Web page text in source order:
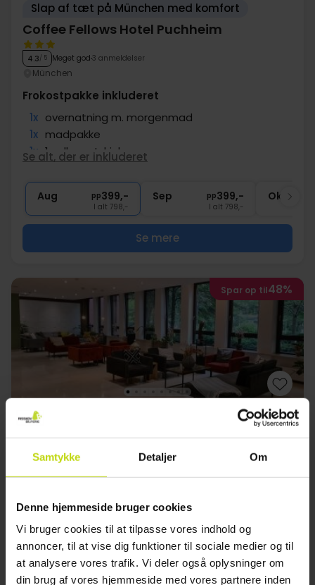
Samtykke Detaljer Om
Denne hjemmeside bruger cookies
Vi bruger cookies til at tilpasse vores indhold og
annoncer, til at vise dig funktioner til sociale medier og til
at analysere vores trafik. Vi deler også oplysninger om
din brug af vores hjemmeside med vores partnere inden
Slap af tæt på München med komfort
Coffee Fellows Hotel Puchheim
4.3/ 5 Meget god 3 anmeldelser
München
Frokostpakke inkluderet
1x overnatning m. morgenmad
1x madpakke
1x 1 velkomstdrink
∞ Gratis parkering
Se alt, der er inkluderet
Aug pp399,-
I alt 798,-
Sep pp399,-
I alt 798,-
Okt
Se mere
Spar op til48%
Bo i en moderne, kosmopolitisk by
2.7/ 5 Anmeldelse af score3 anmeldelser
Ophold med morgenbuffet
2x overnatninger
2x morgenbuffet
1x 1 velkomstdrink
Se alt, der er inkluderet